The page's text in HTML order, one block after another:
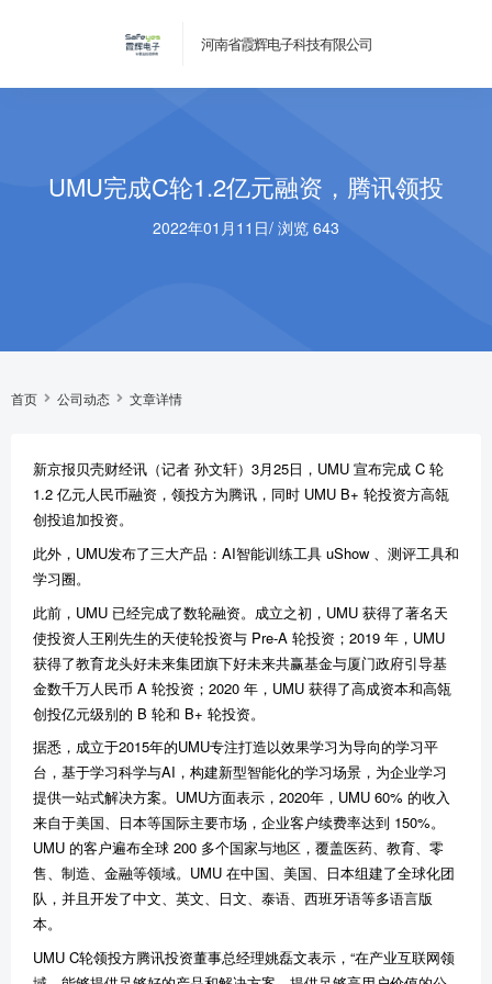
河南省霞辉电子科技有限公司
UMU完成C轮1.2亿元融资，腾讯领投
2022年01月11日/ 浏览 643
首页 公司动态 文章详情
新京报贝壳财经讯（记者 孙文轩）3月25日，UMU 宣布完成 C 轮
1.2 亿元人民币融资，领投方为腾讯，同时 UMU B+ 轮投资方高瓴
创投追加投资。
此外，UMU发布了三大产品：AI智能训练工具 uShow 、测评工具和
学习圈。
此前，UMU 已经完成了数轮融资。成立之初，UMU 获得了著名天
使投资人王刚先生的天使轮投资与 Pre-A 轮投资；2019 年，UMU
获得了教育龙头好未来集团旗下好未来共赢基金与厦门政府引导基
金数千万人民币 A 轮投资；2020 年，UMU 获得了高成资本和高瓴
创投亿元级别的 B 轮和 B+ 轮投资。
据悉，成立于2015年的UMU专注打造以效果学习为导向的学习平
台，基于学习科学与AI，构建新型智能化的学习场景，为企业学习
提供一站式解决方案。UMU方面表示，2020年，UMU 60% 的收入
来自于美国、日本等国际主要市场，企业客户续费率达到 150%。
UMU 的客户遍布全球 200 多个国家与地区，覆盖医药、教育、零
售、制造、金融等领域。UMU 在中国、美国、日本组建了全球化团
队，并且开发了中文、英文、日文、泰语、西班牙语等多语言版
本。
UMU C轮领投方腾讯投资董事总经理姚磊文表示，“在产业互联网领